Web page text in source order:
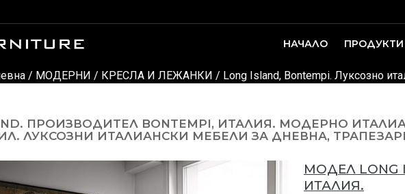
НАЧАЛО ПРОДУКТИ
/ МОДЕРНИ / КРЕСЛА И ЛЕЖАНКИ / Long Island, Bontempi. Луксозно
ПРОИЗВОДИТЕЛ BONTEMPI, ИТАЛИЯ. МОДЕРНО
ЛУКСОЗНИ ИТАЛИАНСКИ МЕБЕЛИ ЗА ДНЕВНА,
МОДЕЛ LONG
ИТАЛИЯ.